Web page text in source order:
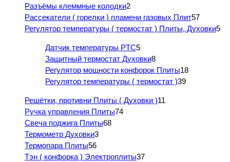
Разъёмы клеммные колодки2
Рассекатели ( горелки ) пламени газовых Плит57
Регулятор температуры ( термостат ) Плиты, Духовки5
Датчик температуры PTC5
Защитный термостат Духовки8
Регулятор мощности конфорок Плиты18
Регулятор температуры ( термостат )39
Решётки, противни Плиты ( Духовки )11
Ручка управления Плиты74
Свеча поджига Плиты68
Термометр Духовки3
Термопара Плиты56
Тэн ( конфорка ) Электроплиты37